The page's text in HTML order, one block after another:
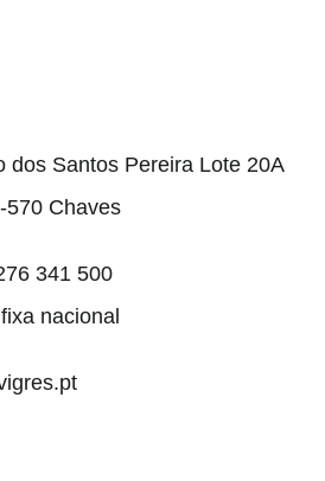
dos Santos Pereira Lote 20A
570 Chaves
341 500
nacional